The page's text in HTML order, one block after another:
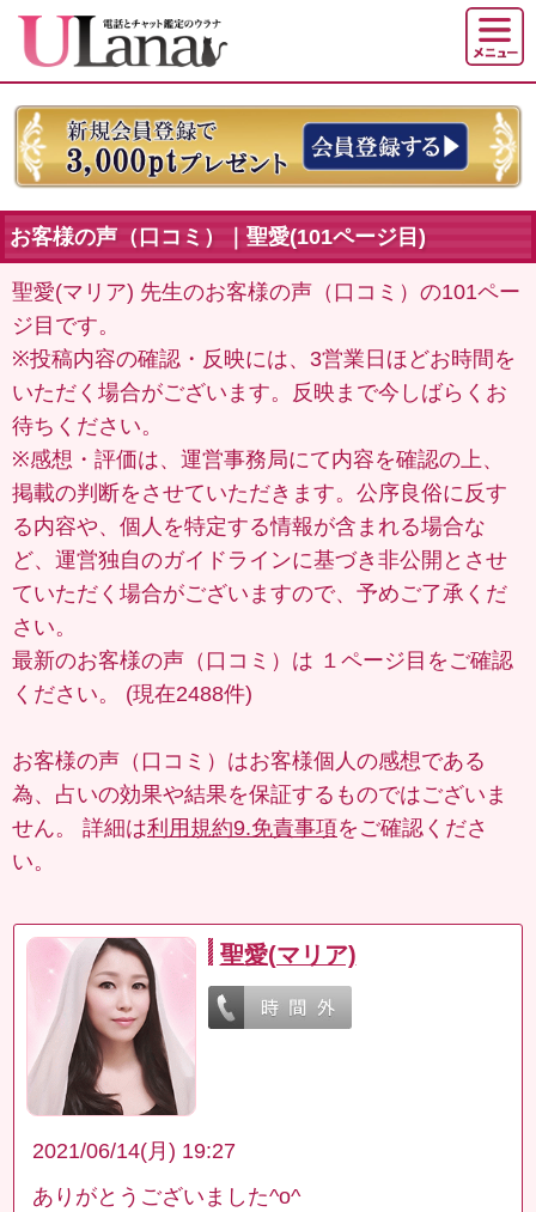
お客様の声（口コミ）｜聖愛(101ページ目)
聖愛(マリア) 先生のお客様の声（口コミ）の101ペー
ジ目です。
※投稿内容の確認・反映には、3営業日ほどお時間を
いただく場合がございます。反映まで今しばらくお
待ちください。
※感想・評価は、運営事務局にて内容を確認の上、
掲載の判断をさせていただきます。公序良俗に反す
る内容や、個人を特定する情報が含まれる場合な
ど、運営独自のガイドラインに基づき非公開とさせ
ていただく場合がございますので、予めご了承くだ
さい。
最新のお客様の声（口コミ）は １ページ目 をご確認
ください。 (現在2488件)
お客様の声（口コミ）はお客様個人の感想である
為、占いの効果や結果を保証するものではございま
せん。 詳細は利用規約9.免責事項をご確認くださ
い。
聖愛(マリア)
2021/06/14(月) 19:27
ありがとうございました^o^